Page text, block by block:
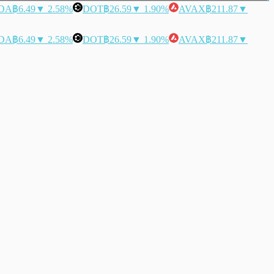
฿6.49▼ 2.58% DOT฿26.59▼ 1.90% AVAX฿211.87▼
฿6.49▼ 2.58% DOT฿26.59▼ 1.90% AVAX฿211.87▼